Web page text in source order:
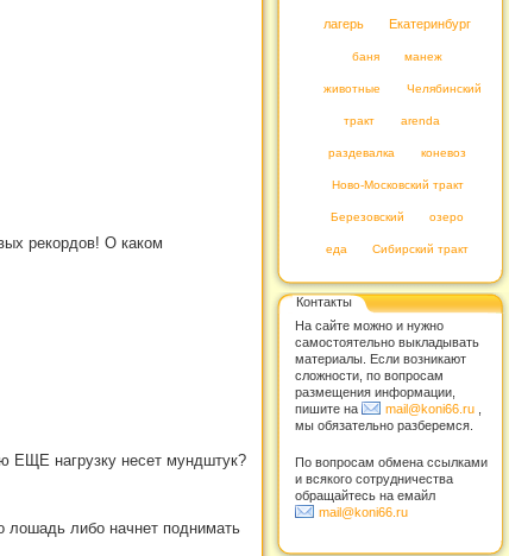
рекордов! О каком
ЕЩЕ нагрузку несет мундштук?
лошадь либо начнет поднимать
лагерь Екатеринбург
баня манеж
животные Челябинский
тракт arenda
раздевалка коневоз
Ново-Московский тракт
Березовский озеро
еда Сибирский тракт
Контакты
На сайте можно и нужно
самостоятельно выкладывать
материалы. Если возникают
сложности, по вопросам
размещения информации,
пишите на
mail@koni66.ru
мы обязательно разберемся.
По вопросам обмена ссылками
и всякого сотрудничества
обращайтесь на емайл
mail@koni66.ru